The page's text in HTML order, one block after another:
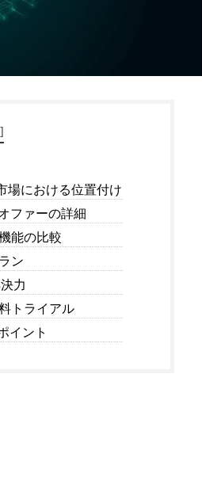
]
場における位置付け
ファーの詳細
能の比較
ン
力
トライアル
イント